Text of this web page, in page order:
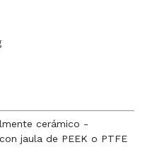
cerámico -
jaula de PEEK o PTFE